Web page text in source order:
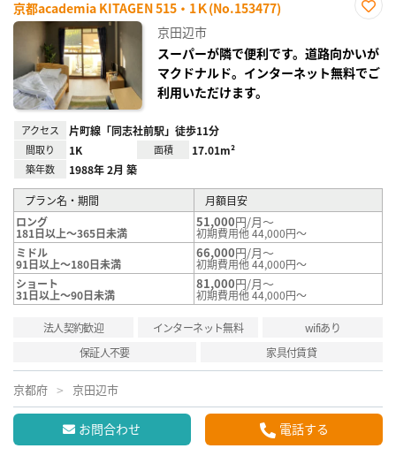
京都academia KITAGEN 515・1Ｋ(No.153477)
り登
録
京田辺市
スーパーが隣で便利です。道路向かいが
マクドナルド。インターネット無料でご
利用いただけます。
アクセス 片町線「同志社前駅」徒歩11分
間取り 1K 面積 17.01m²
築年数 1988年 2月 築
プラン名・期間
月額目安
ロング
181日以上～365日未満
51,000円/月～
初期費用他 44,000円～
ミドル
91日以上～180日未満
66,000円/月～
初期費用他 44,000円～
ショート
31日以上～90日未満
81,000円/月～
初期費用他 44,000円～
法人契約歓迎 インターネット無料
wifiあり
保証人不要
家具付賃貸
京都府 京田辺市
お問合わせ 電話する